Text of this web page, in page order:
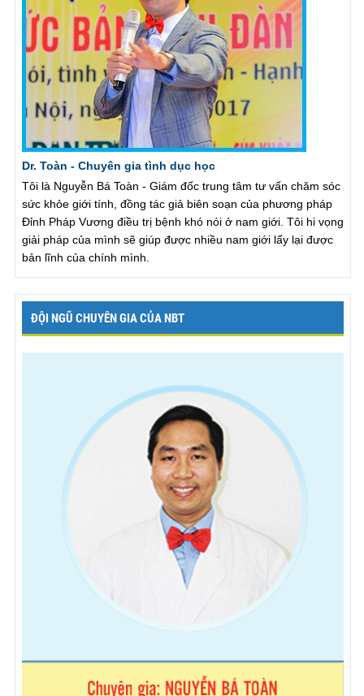
Dr. Toàn - Chuyên gia tình dục học
Tôi là Nguyễn Bá Toàn - Giám đốc trung tâm tư vấn chăm sóc
sức khỏe giới tính, đồng tác giả biên soạn của phương pháp
Đỉnh Pháp Vương điều trị bệnh khó nói ở nam giới. Tôi hi vọng
giải pháp của mình sẽ giúp được nhiều nam giới lấy lại được
bản lĩnh của chính mình.
ĐỘI NGŨ CHUYÊN GIA CỦA NBT